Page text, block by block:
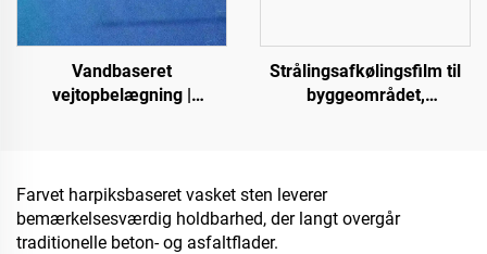
Vandbaseret
vejtopbelægning |
indendørs og udendørs
belægninger
Strålingsafkølingsfilm til
byggeområdet,
korndepoter, transport- og
udendørs faciliteter samt
nye livsstilsanvendelser
Farvet harpiksbaseret vasket sten leverer
bemærkelsesværdig holdbarhed, der langt overgår
traditionelle beton- og asfaltflader.